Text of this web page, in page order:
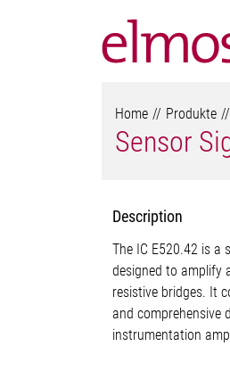
Home Produkte
Sensor
Description
The IC E520.42 is a
designed to amplify
resistive bridges. It
and comprehensive
instrumentation